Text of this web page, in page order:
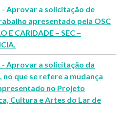
- Aprovar a solicitação de
apresentado pela OSC
E CARIDADE – SEC –
- Aprovar a solicitação da
no que se refere a mudança
no Projeto
Cultura e Artes do Lar de